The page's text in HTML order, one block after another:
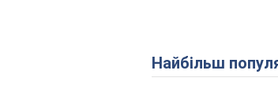
Найбільш